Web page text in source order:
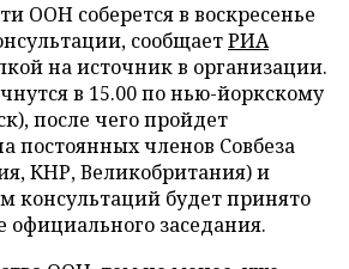
ООН соберется в воскресенье
сообщаетРИА
на источник в организации.
в 15.00 по нью-йоркскому
после чего пройдет
постоянных членов Совбеза
КНР, Великобритания) и
консультаций будет принято
официального заседания.